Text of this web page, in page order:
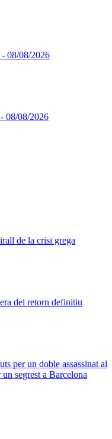
08/08/2026
08/08/2026
de la crisi grega
del retorn definitiu
per un doble assassinat al
segrest a Barcelona